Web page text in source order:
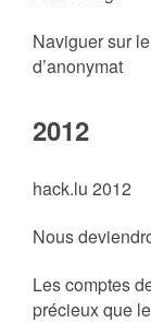
Naviguer sur
d’anonymat
2012
hack.lu 2012
Nous
Les comptes
précieux que